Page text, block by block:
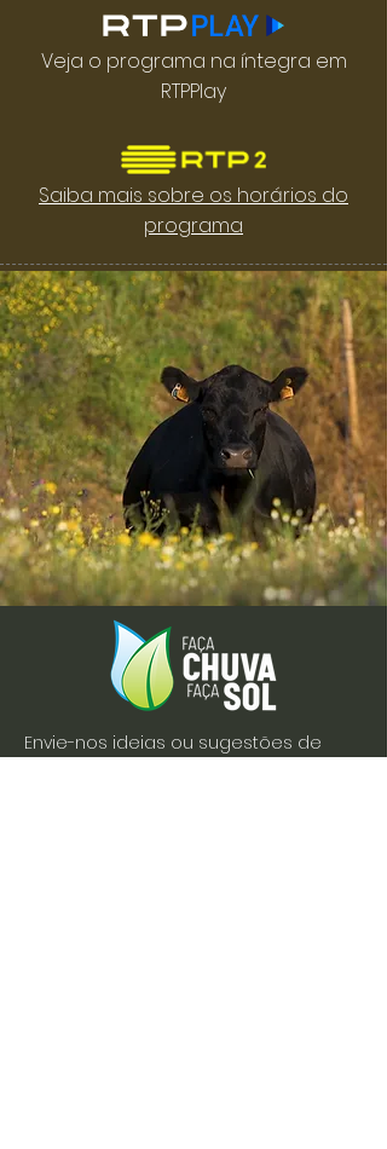
Veja o programa na íntegra em
RTPPlay
Saiba mais sobre os horários do
programa
Envie-nos ideias ou sugestões de